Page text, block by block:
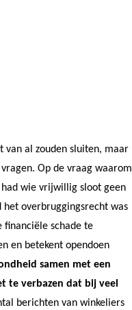
van al zouden sluiten, maar
Op de vraag waarom
wie vrijwillig sloot geen
het overbruggingsrecht was
financiële schade te
en betekent opendoen
samen met een
te verbazen dat bij veel
berichten van winkeliers